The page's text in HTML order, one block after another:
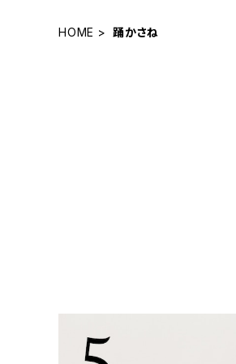
HOME 踊かさね